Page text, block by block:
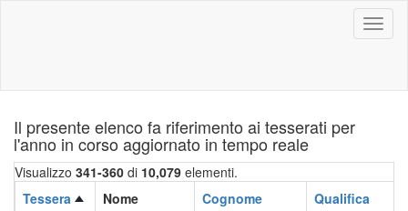
Il presente elenco fa riferimento ai tesserati per
l'anno in corso aggiornato in tempo reale
Visualizzo 341-360 di 10,079 elementi.
Tessera
Nome Cognome Qualifica